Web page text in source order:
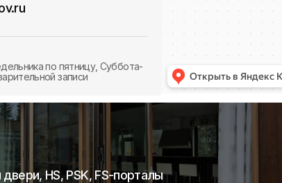
по пятницу, Суббота-
записи
HS, PSK, FS-порталы